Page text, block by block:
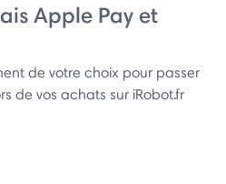
Apple Pay et
de votre choix pour passer
de vos achats sur iRobot.fr